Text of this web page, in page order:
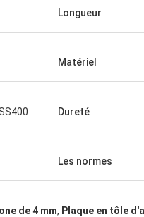
Longueur
Matériel
Dureté
Les normes
de 4 mm, Plaque en tôle